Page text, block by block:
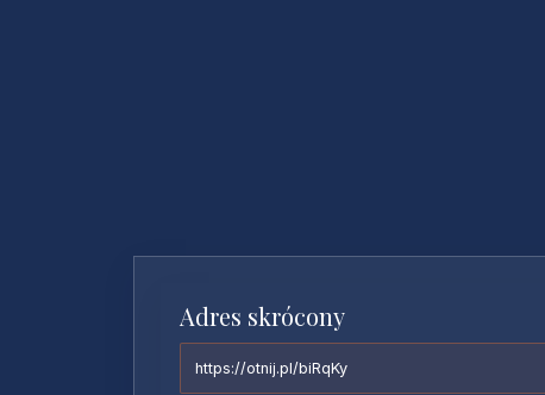
Adres skrócony
https://otnij.pl/biRqKy